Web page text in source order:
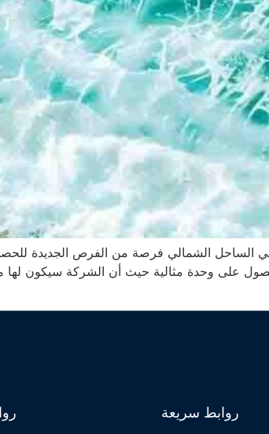
الساحل الشمالي فرصة من الفرص الجديدة
روابط سريعة